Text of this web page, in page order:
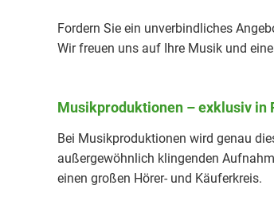
Fordern Sie ein unverbindliches
Wir freuen uns auf Ihre Musik und
Musikproduktionen – exklusiv in
Bei Musikproduktionen wird genau
außergewöhnlich klingenden
einen großen Hörer- und Käuferkreis.